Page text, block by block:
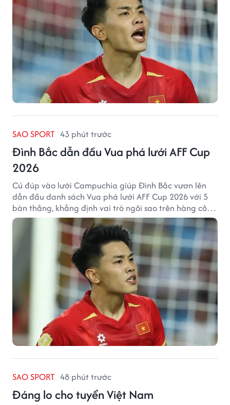
SAO SPORT 43 phút trước
Đình Bắc dẫn đầu Vua phá lưới AFF Cup
2026
Cú đúp vào lưới Campuchia giúp Đình Bắc vươn lên
dẫn đầu danh sách Vua phá lưới AFF Cup 2026 với 5
bàn thắng, khẳng định vai trò ngôi sao trên hàng công
tuyển Việt Nam.
SAO SPORT 48 phút trước
Đáng lo cho tuyển Việt Nam